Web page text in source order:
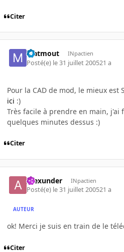
Citer
Matmout INpactien
Posté(e) le 31 juillet 200521 a
Pour la CAD de mod, le mieux est
ici :)
Très facile à prendre en main, j'ai
quelques minutes dessus :)
Citer
Alexunder INpactien
Posté(e) le 31 juillet 200521 a
AUTEUR
ok! Merci je suis en train de le
Citer